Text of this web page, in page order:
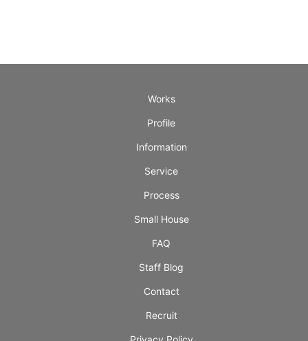
Works
Profile
Information
Service
Process
Small House
FAQ
Staff Blog
Contact
Recruit